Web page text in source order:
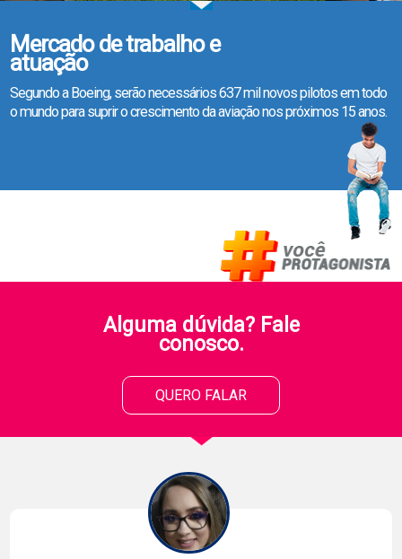
Mercado de trabalho e
atuação
Segundo a Boeing, serão necessários 637 mil novos pilotos em todo
o mundo para suprir o crescimento da aviação nos próximos 15 anos.
Alguma dúvida? Fale
conosco.
QUERO FALAR